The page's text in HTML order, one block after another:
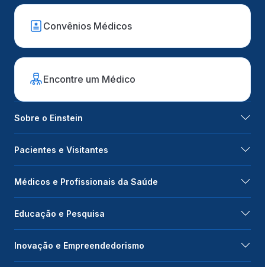
Convênios Médicos
Encontre um Médico
Sobre o Einstein
Pacientes e Visitantes
Médicos e Profissionais da Saúde
Educação e Pesquisa
Inovação e Empreendedorismo